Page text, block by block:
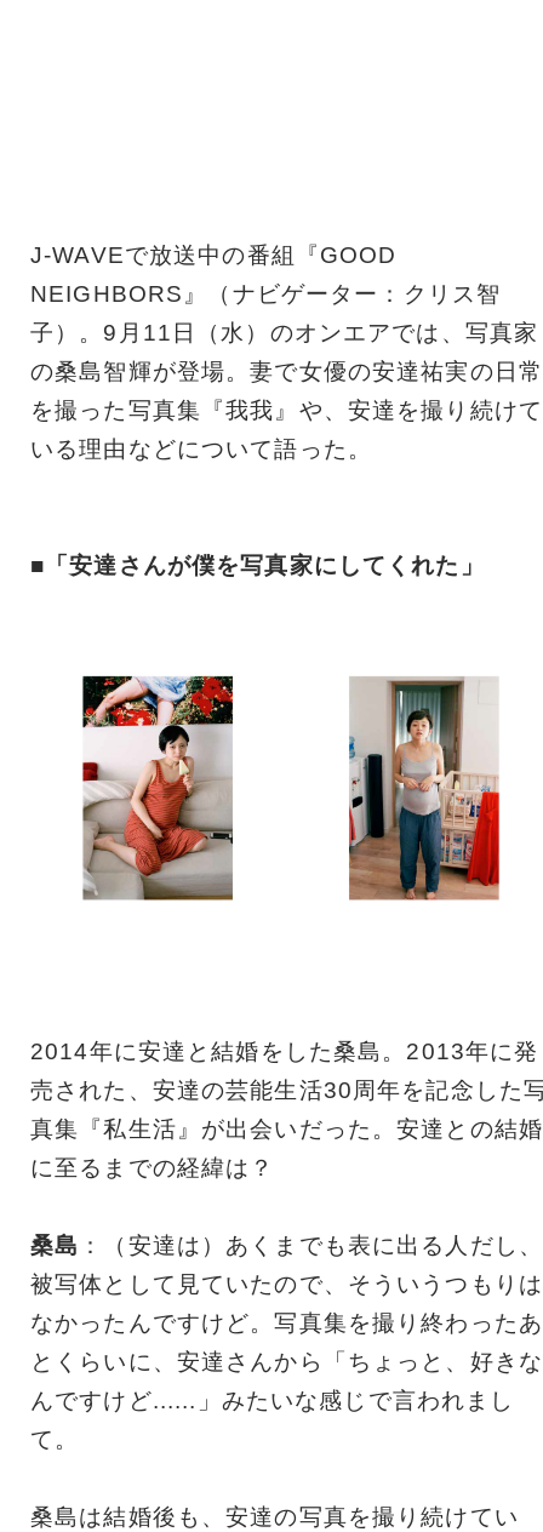
J-WAVEで放送中の番組『GOOD
NEIGHBORS』（ナビゲーター：クリス智
子）。9月11日（水）のオンエアでは、写真家
の桑島智輝が登場。妻で女優の安達祐実の日常
を撮った写真集『我我』や、安達を撮り続けて
いる理由などについて語った。
■「安達さんが僕を写真家にしてくれた」
2014年に安達と結婚をした桑島。2013年に発
売された、安達の芸能生活30周年を記念した
真集『私生活』が出会いだった。安達との結婚
に至るまでの経緯は？
桑島 ：（安達は）あくまでも表に出る人だし、
被写体として見ていたので、そういうつもりは
なかったんですけど。写真集を撮り終わったあ
とくらいに、安達さんから「ちょっと、好きな
んですけど......」みたいな感じで言われまし
て。
桑島は結婚後も、安達の写真を撮り続けてい